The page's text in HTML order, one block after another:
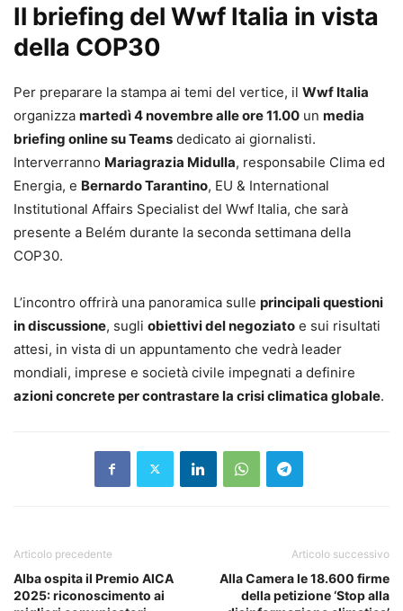
Il briefing del Wwf Italia in vista
della COP30
Per preparare la stampa ai temi del vertice, il Wwf Italia
organizza martedì 4 novembre alle ore 11.00 un media
briefing online su Teams dedicato ai giornalisti.
Interverranno Mariagrazia Midulla, responsabile Clima ed
Energia, e Bernardo Tarantino, EU & International
Institutional Affairs Specialist del Wwf Italia, che sarà
presente a Belém durante la seconda settimana della
COP30.
L’incontro offrirà una panoramica sulle principali questioni
in discussione, sugli obiettivi del negoziato e sui risultati
attesi, in vista di un appuntamento che vedrà leader
mondiali, imprese e società civile impegnati a definire
azioni concrete per contrastare la crisi climatica globale.
Articolo precedente
Alba ospita il Premio AICA
2025: riconoscimento ai
Articolo successivo
Alla Camera le 18.600 firme
della petizione ‘Stop alla